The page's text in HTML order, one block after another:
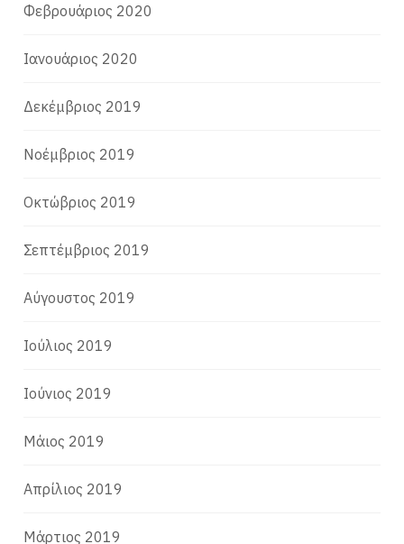
Φεβρουάριος 2020
Ιανουάριος 2020
Δεκέμβριος 2019
Νοέμβριος 2019
Οκτώβριος 2019
Σεπτέμβριος 2019
Αύγουστος 2019
Ιούλιος 2019
Ιούνιος 2019
Μάιος 2019
Απρίλιος 2019
Μάρτιος 2019